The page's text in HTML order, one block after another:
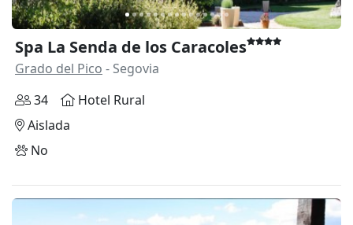
Spa La Senda de los Caracoles
Grado del Pico - Segovia
34
Hotel Rural
Aislada
No